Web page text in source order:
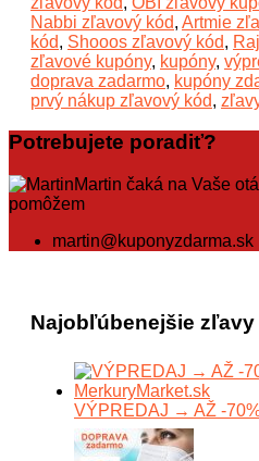
Nabbi zľavový kód, Artmie
kód, Shooos zľavový kód,
zľavové kupóny, kupóny,
doprava zadarmo, kupóny
prvý nákup zľavový kód,
Potrebujete poradiť?
Martin čaká na Vaše
pomôžem
martin@kuponyzdarma.sk
Najobľúbenejšie zľavy
VÝPREDAJ → AŽ -